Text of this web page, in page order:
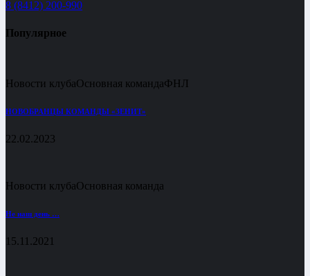
8 (8412) 200-990
Популярное
Новости клубаОсновная командаФНЛ
НОВОБРАНЦЫ КОМАНДЫ «ЗЕНИТ»
22.02.2023
Новости клубаОсновная команда
Не наш день …
15.11.2021